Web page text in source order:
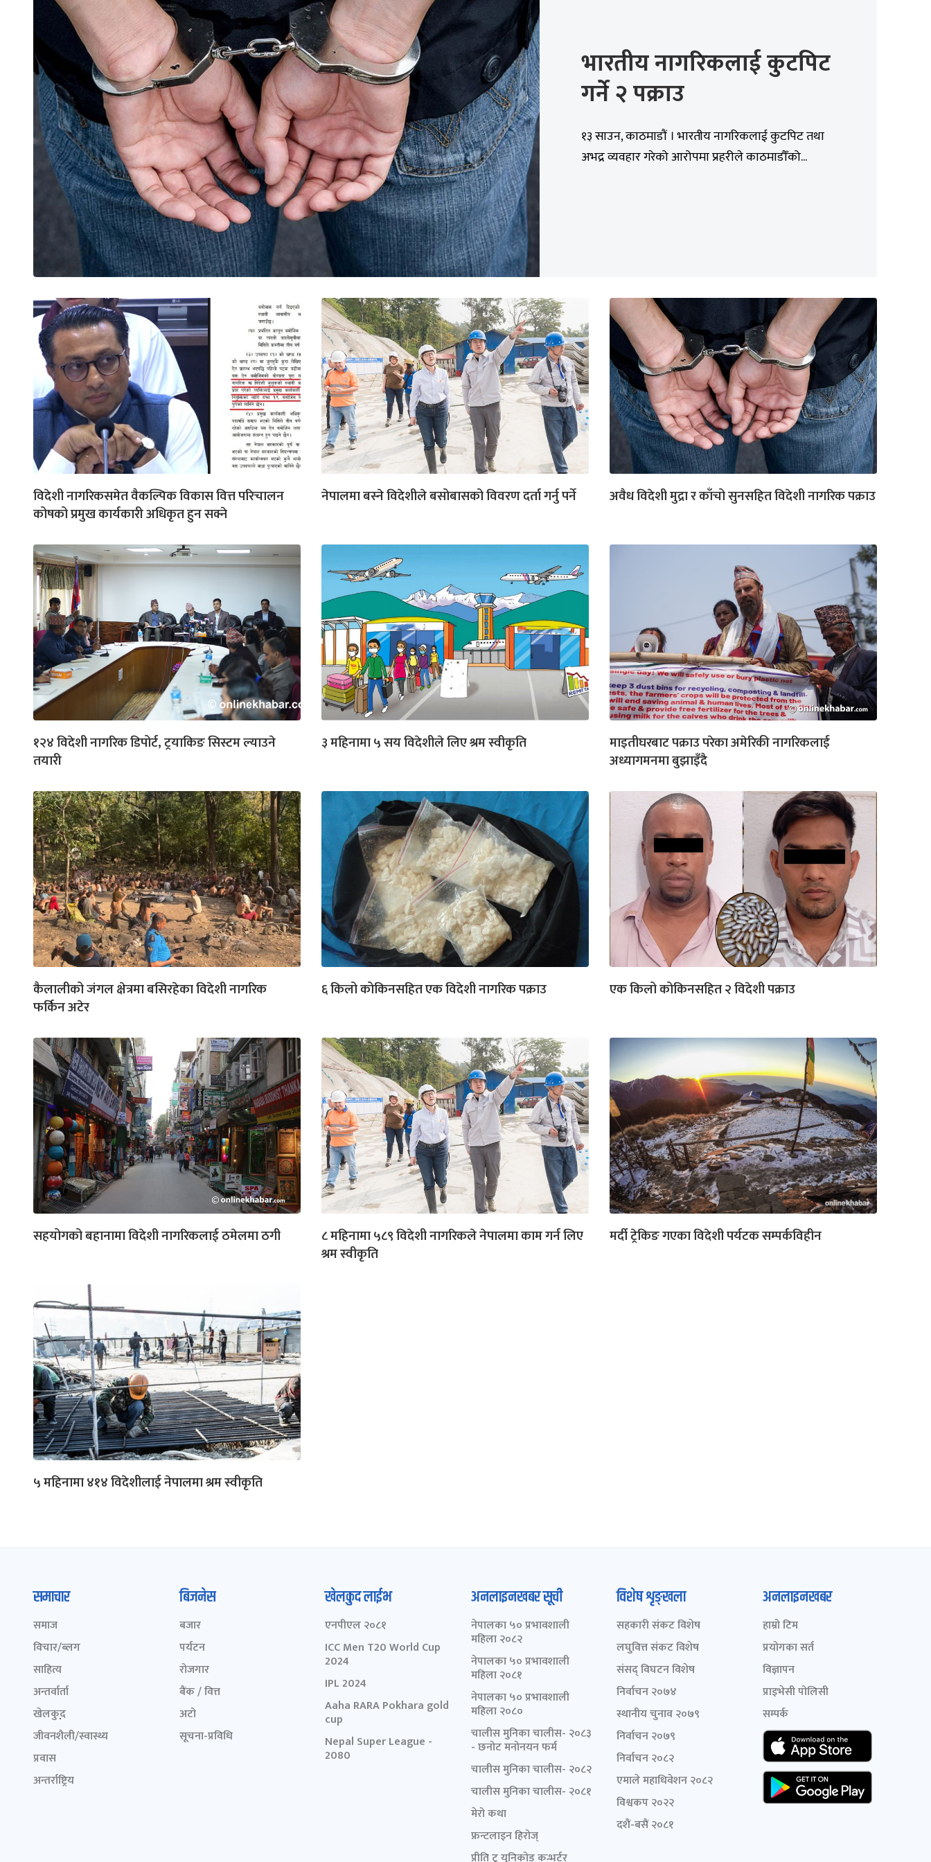
भारतीय नागरिकलाई कुटपिट
गर्ने २ पक्राउ
१३ साउन, काठमाडौं । भारतीय नागरिकलाई कुटपिट तथा
अभद्र व्यवहार गरेको आरोपमा प्रहरीले काठमाडौँको...
विदेशी नागरिकसमेत वैकल्पिक विकास वित्त परिचालन
कोषको प्रमुख कार्यकारी अधिकृत हुन सक्ने
नेपालमा बस्ने विदेशीले बसोबासको विवरण दर्ता गर्नु पर्ने अवैध विदेशी मुद्रा र काँचो सुनसहित विदेशी नागरिक पक्राउ
१२४ विदेशी नागरिक डिपोर्ट, ट्रयाकिङ सिस्टम ल्याउने
तयारी
३ महिनामा ५ सय विदेशीले लिए श्रम स्वीकृति
माइतीघरबाट पक्राउ परेका अमेरिकी नागरिकलाई
अध्यागमनमा बुझाइँदै
कैलालीको जंगल क्षेत्रमा बसिरहेका विदेशी नागरिक
फर्किन अटेर
६ किलो कोकिनसहित एक विदेशी नागरिक पक्राउ एक किलो कोकिनसहित २ विदेशी पक्राउ
सहयोगको बहानामा विदेशी नागरिकलाई ठमेलमा ठगी
८ महिनामा ५८९ विदेशी नागरिकले नेपालमा काम गर्न लिए
श्रम स्वीकृति
मर्दी ट्रेकिङ गएका विदेशी पर्यटक सम्पर्कविहीन
५ महिनामा ४१४ विदेशीलाई नेपालमा श्रम स्वीकृति
समाचार
समाज
विचार/ब्लग
साहित्य
अन्तर्वार्ता
खेलकुद़़
जीवनशैली/स्वास्थ्य
प्रवास
अन्तर्राष्ट्रिय
बिजनेस
बजार
पर्यटन
रोजगार
बैंक / वित्त
अटो
सूचना-प्रविधि
खेलकुद लाईभ
एनपीएल २०८१
ICC Men T20 World Cup
2024
IPL 2024
Aaha RARA Pokhara gold
cup
Nepal Super League -
2080
अनलाइनखबर सूची
नेपालका ५० प्रभावशाली
महिला २०८२
नेपालका ५० प्रभावशाली
महिला २०८१
नेपालका ५० प्रभावशाली
महिला २०८०
चालीस मुनिका चालीस- २०८३
- छनोट मनोनयन फर्म
चालीस मुनिका चालीस- २०८२
चालीस मुनिका चालीस- २०८१
मेरो कथा
फ्रन्टलाइन हिरोज्
विशेष शृङ्खला
सहकारी संकट विशेष
लघुवित्त संकट विशेष
संसद् विघटन विशेष
निर्वाचन २०७४
स्थानीय चुनाव २०७९
निर्वाचन २०७९
निर्वाचन २०८२
एमाले महाधिवेशन २०८२
विश्वकप २०२२
दशैं-बसैं २०८१
अनलाइनखबर
हाम्रो टिम
प्रयोगका सर्त
विज्ञापन
प्राइभेसी पोलिसी
सम्पर्क